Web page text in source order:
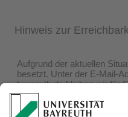
Hinweis zur
Aufgrund der aktuellen
besetzt. Unter der E-Mail-
bayreuth.debleiben wir für